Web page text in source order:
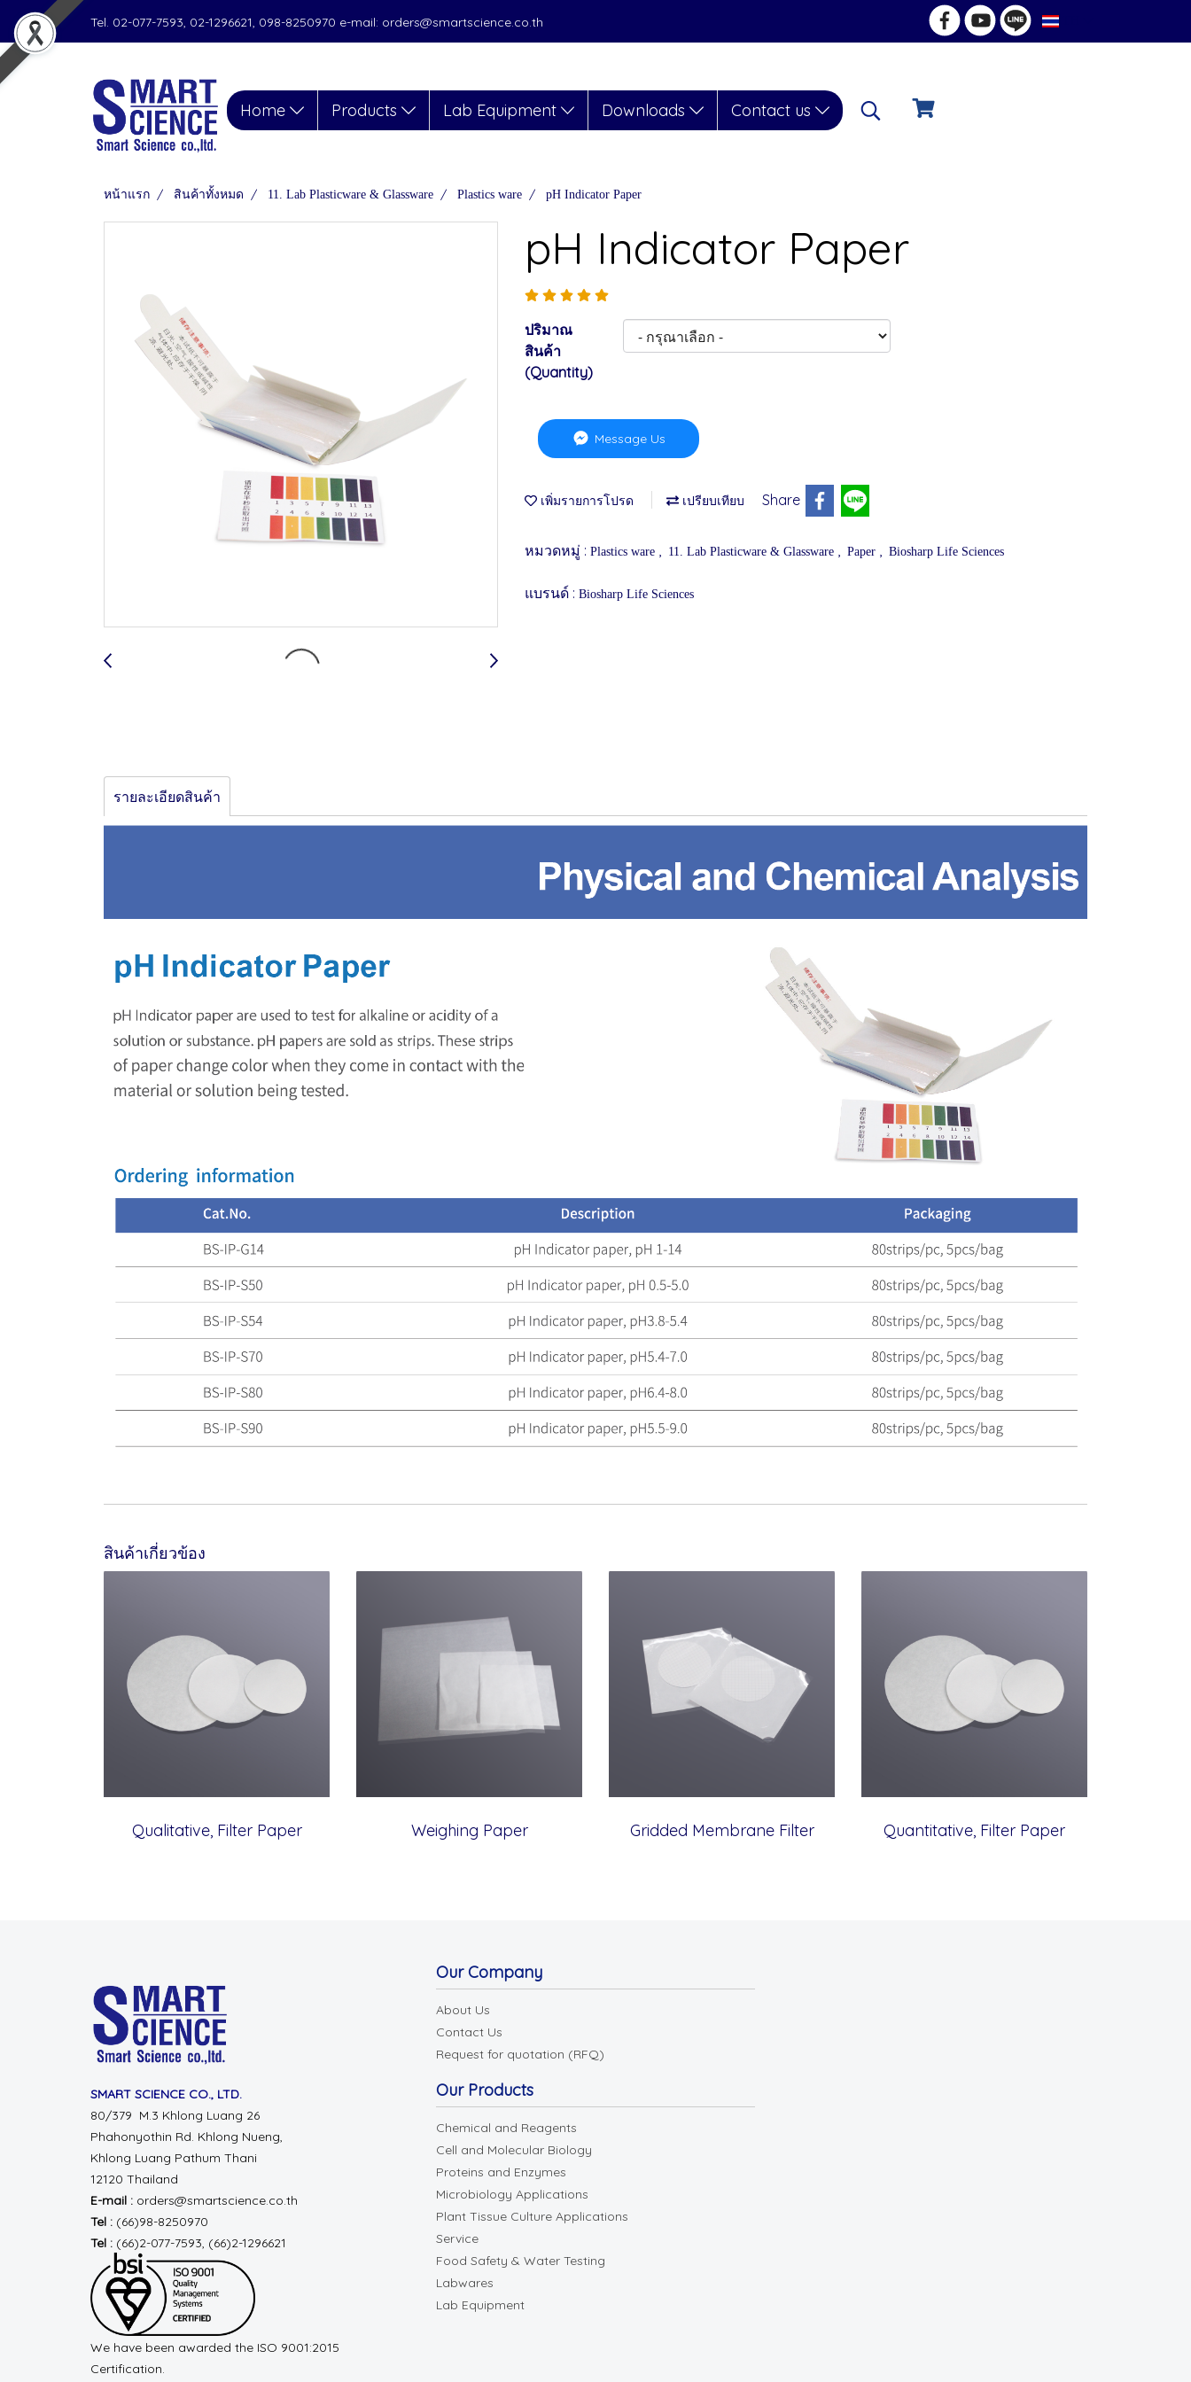
Tel. 02-077-7593, 02-1296621, 098-8250970 e-mail: orders@smartscience.co.th TH
Home Products Lab Equipment Downloads Contact us
หน้าแรก สินค้าทั้งหมด 11. Lab Plasticware & Glassware Plastics ware pH Indicator Paper
pH Indicator Paper
ปริมาณ
สินค้า
(Quantity)
Message Us
เพิ่มรายการโปรด เปรียบเทียบ Share
หมวดหมู่ : Plastics ware 11. Lab Plasticware & Glassware Paper Biosharp Life Sciences
แบรนด์ : Biosharp Life Sciences
รายละเอียดสินค้า
สินค้าเกี่ยวข้อง
Qualitative, Filter Paper Weighing Paper Gridded Membrane Filter Quantitative, Filter Paper
SMART SCIENCE CO., LTD.
80/379 M.3 Khlong Luang 26
Phahonyothin Rd. Khlong Nueng,
Khlong Luang Pathum Thani
12120 Thailand
E-mail : orders@smartscience.co.th
Tel : (66)98-8250970
Tel : (66)2-077-7593, (66)2-1296621
We have been awarded the ISO 9001:2015
Certification.
Our Company
About Us
Contact Us
Request for quotation (RFQ)
Our Products
Chemical and Reagents
Cell and Molecular Biology
Proteins and Enzymes
Microbiology Applications
Plant Tissue Culture Applications
Service
Food Safety & Water Testing
Labwares
Lab Equipment